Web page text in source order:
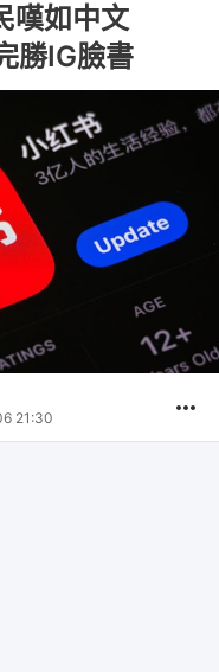
嘆如中文
勝IG臉書
21:30